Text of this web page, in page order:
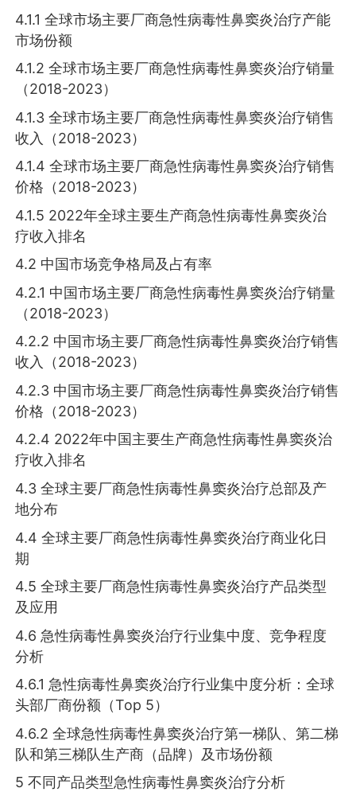
4.1.1 全球市场主要厂商急性病毒性鼻窦炎治疗产能
市场份额
4.1.2 全球市场主要厂商急性病毒性鼻窦炎治疗销量
（2018-2023）
4.1.3 全球市场主要厂商急性病毒性鼻窦炎治疗销售
收入（2018-2023）
4.1.4 全球市场主要厂商急性病毒性鼻窦炎治疗销售
价格（2018-2023）
4.1.5 2022年全球主要生产商急性病毒性鼻窦炎治
疗收入排名
4.2 中国市场竞争格局及占有率
4.2.1 中国市场主要厂商急性病毒性鼻窦炎治疗销量
（2018-2023）
4.2.2 中国市场主要厂商急性病毒性鼻窦炎治疗销售
收入（2018-2023）
4.2.3 中国市场主要厂商急性病毒性鼻窦炎治疗销售
价格（2018-2023）
4.2.4 2022年中国主要生产商急性病毒性鼻窦炎治
疗收入排名
4.3 全球主要厂商急性病毒性鼻窦炎治疗总部及产
地分布
4.4 全球主要厂商急性病毒性鼻窦炎治疗商业化日
期
4.5 全球主要厂商急性病毒性鼻窦炎治疗产品类型
及应用
4.6 急性病毒性鼻窦炎治疗行业集中度、竞争程度
分析
4.6.1 急性病毒性鼻窦炎治疗行业集中度分析：全球
头部厂商份额（Top 5）
4.6.2 全球急性病毒性鼻窦炎治疗第一梯队、第二梯
队和第三梯队生产商（品牌）及市场份额
5 不同产品类型急性病毒性鼻窦炎治疗分析